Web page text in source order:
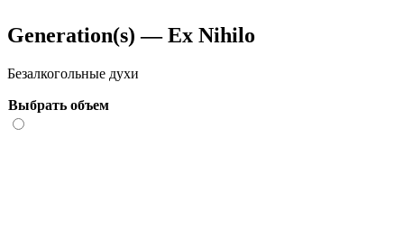
Generation(s) — Ex Nihilo
Безалкогольные духи
Выбрать объем